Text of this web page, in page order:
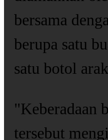
bersama
berupa satu
satu botol
"Keberadaan
tersebut